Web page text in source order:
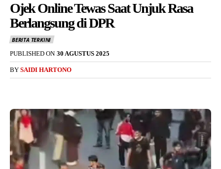
Ojek Online Tewas Saat Unjuk Rasa
Berlangsung di DPR
BERITA TERKINI
PUBLISHED ON 30 AGUSTUS 2025
BY SAIDI HARTONO